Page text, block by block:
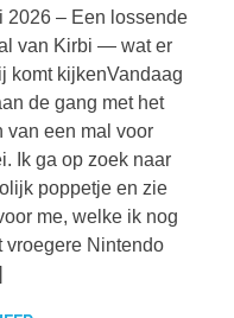
2026 – Een lossende
van Kirbi — wat er
komt kijkenVandaag
de gang met het
van een mal voor
Ik ga op zoek naar
poppetje en zie
me, welke ik nog
vroegere Nintendo